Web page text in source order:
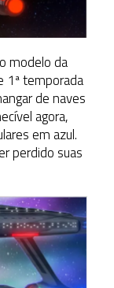
modelo da
1ª temporada
de naves
agora,
em azul.
perdido suas